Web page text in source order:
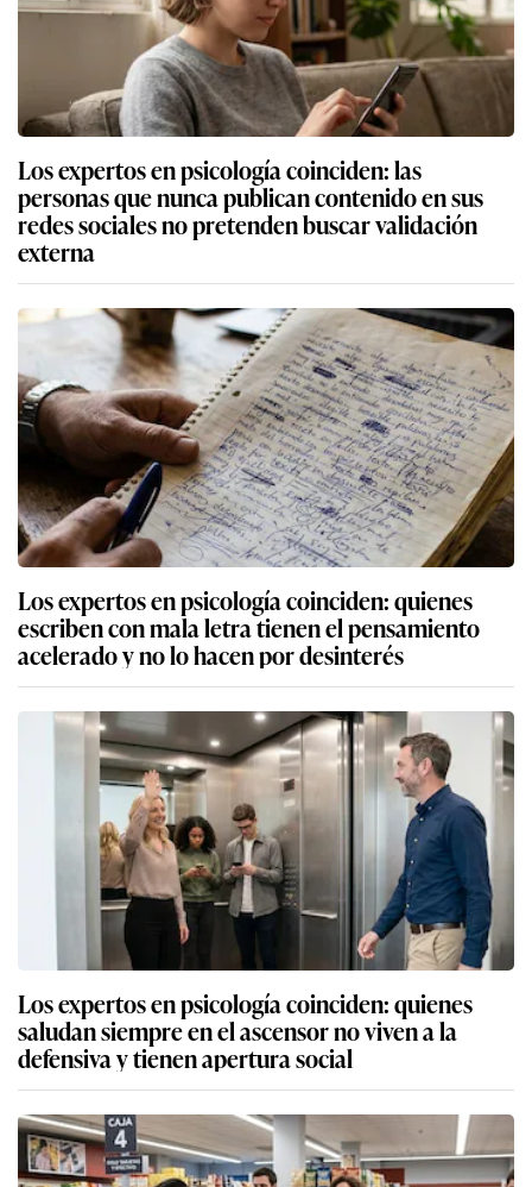
Los expertos en psicología coinciden: las
personas que nunca publican contenido en sus
redes sociales no pretenden buscar validación
externa
Los expertos en psicología coinciden: quienes
escriben con mala letra tienen el pensamiento
acelerado y no lo hacen por desinterés
Los expertos en psicología coinciden: quienes
saludan siempre en el ascensor no viven a la
defensiva y tienen apertura social